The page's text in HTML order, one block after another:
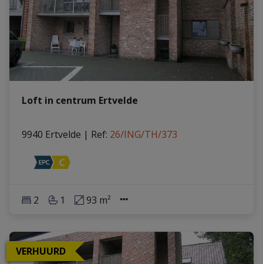
Loft in centrum Ertvelde
9940 Ertvelde | Ref: 26/ING/TH/373
2 1 93 m²
VERHUURD